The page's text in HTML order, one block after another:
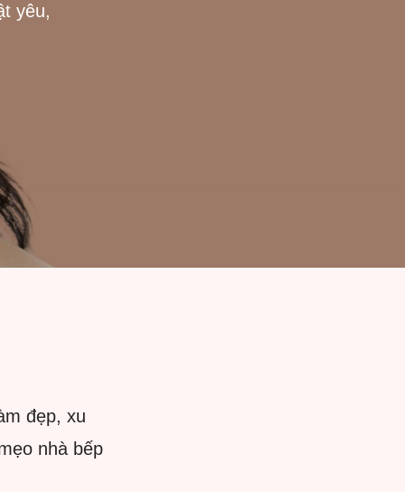
yêu,
đẹp, xu
nhà bếp